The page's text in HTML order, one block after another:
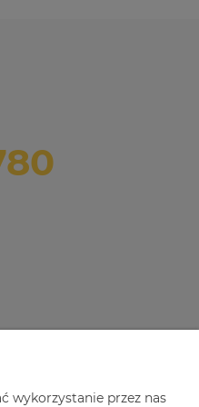
wykorzystanie przez nas